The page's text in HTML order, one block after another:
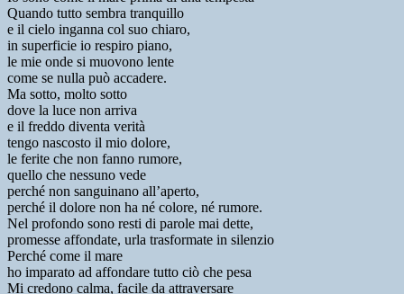
Quando tutto sembra tranquillo
e il cielo inganna col suo chiaro,
in superficie io respiro piano,
le mie onde si muovono lente
come se nulla può accadere.
Ma sotto, molto sotto
dove la luce non arriva
e il freddo diventa verità
tengo nascosto il mio dolore,
le ferite che non fanno rumore,
quello che nessuno vede
perché non sanguinano all’aperto,
perché il dolore non ha né colore, né rumore.
Nel profondo sono resti di parole mai dette,
promesse affondate, urla trasformate in silenzio
Perché come il mare
ho imparato ad affondare tutto ciò che pesa
Mi credono calma, facile da attraversare